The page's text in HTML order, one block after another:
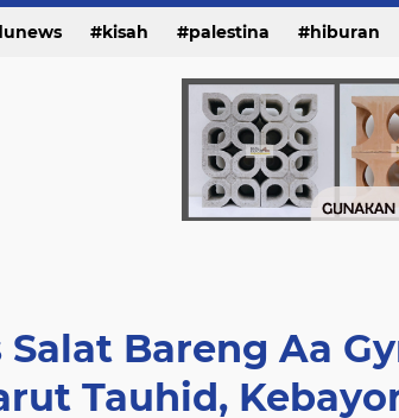
kisah palestina hiburan
Salat Bareng Aa
Tauhid,